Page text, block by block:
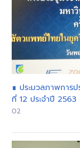
∎ ประมวลภาพการ
ที่ 12 ประจำปี
02